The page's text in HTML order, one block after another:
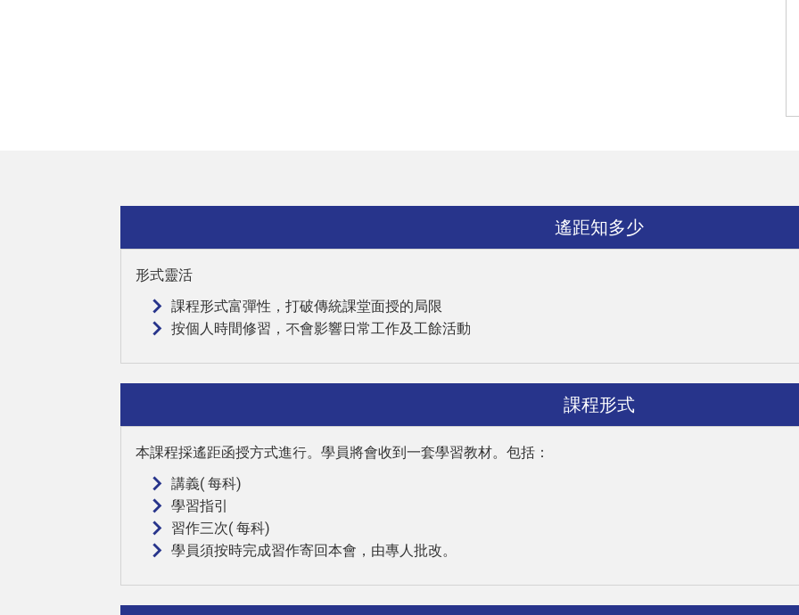
遙距知多少
形式靈活
課程形式富彈性，打破傳統課堂面授的局限
按個人時間修習，不會影響日常工作及工餘活動
課程形式
本課程採遙距函授方式進行。學員將會收到一套學習教材。包括：
講義( 每科)
學習指引
習作三次( 每科)
學員須按時完成習作寄回本會，由專人批改。